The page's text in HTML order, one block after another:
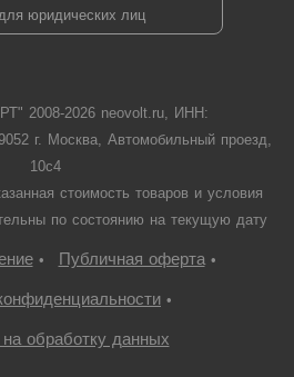
юридических лиц
2008-2026neovolt.ru, ИНН:
г. Москва, Автомобильный проезд,
10с4
стоимость товаров и условия
по состоянию на текущую дату
• Публичная оферта•
•
обработку данных